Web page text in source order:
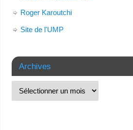
Roger Karoutchi
Site de l'UMP
Archives